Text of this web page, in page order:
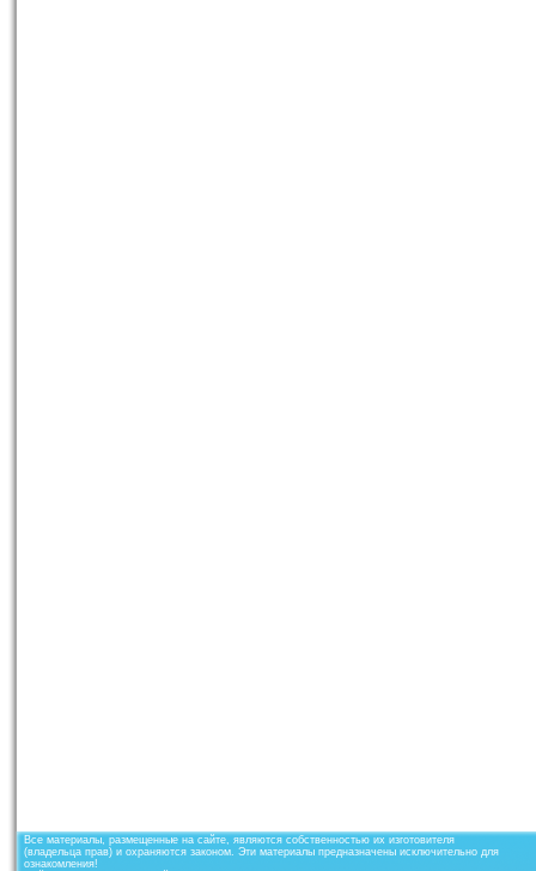
Все материалы, размещенные на сайте, являются собственностью их изготовителя
(владельца прав) и охраняются законом. Эти материалы предназначены исключительно для
ознакомления!